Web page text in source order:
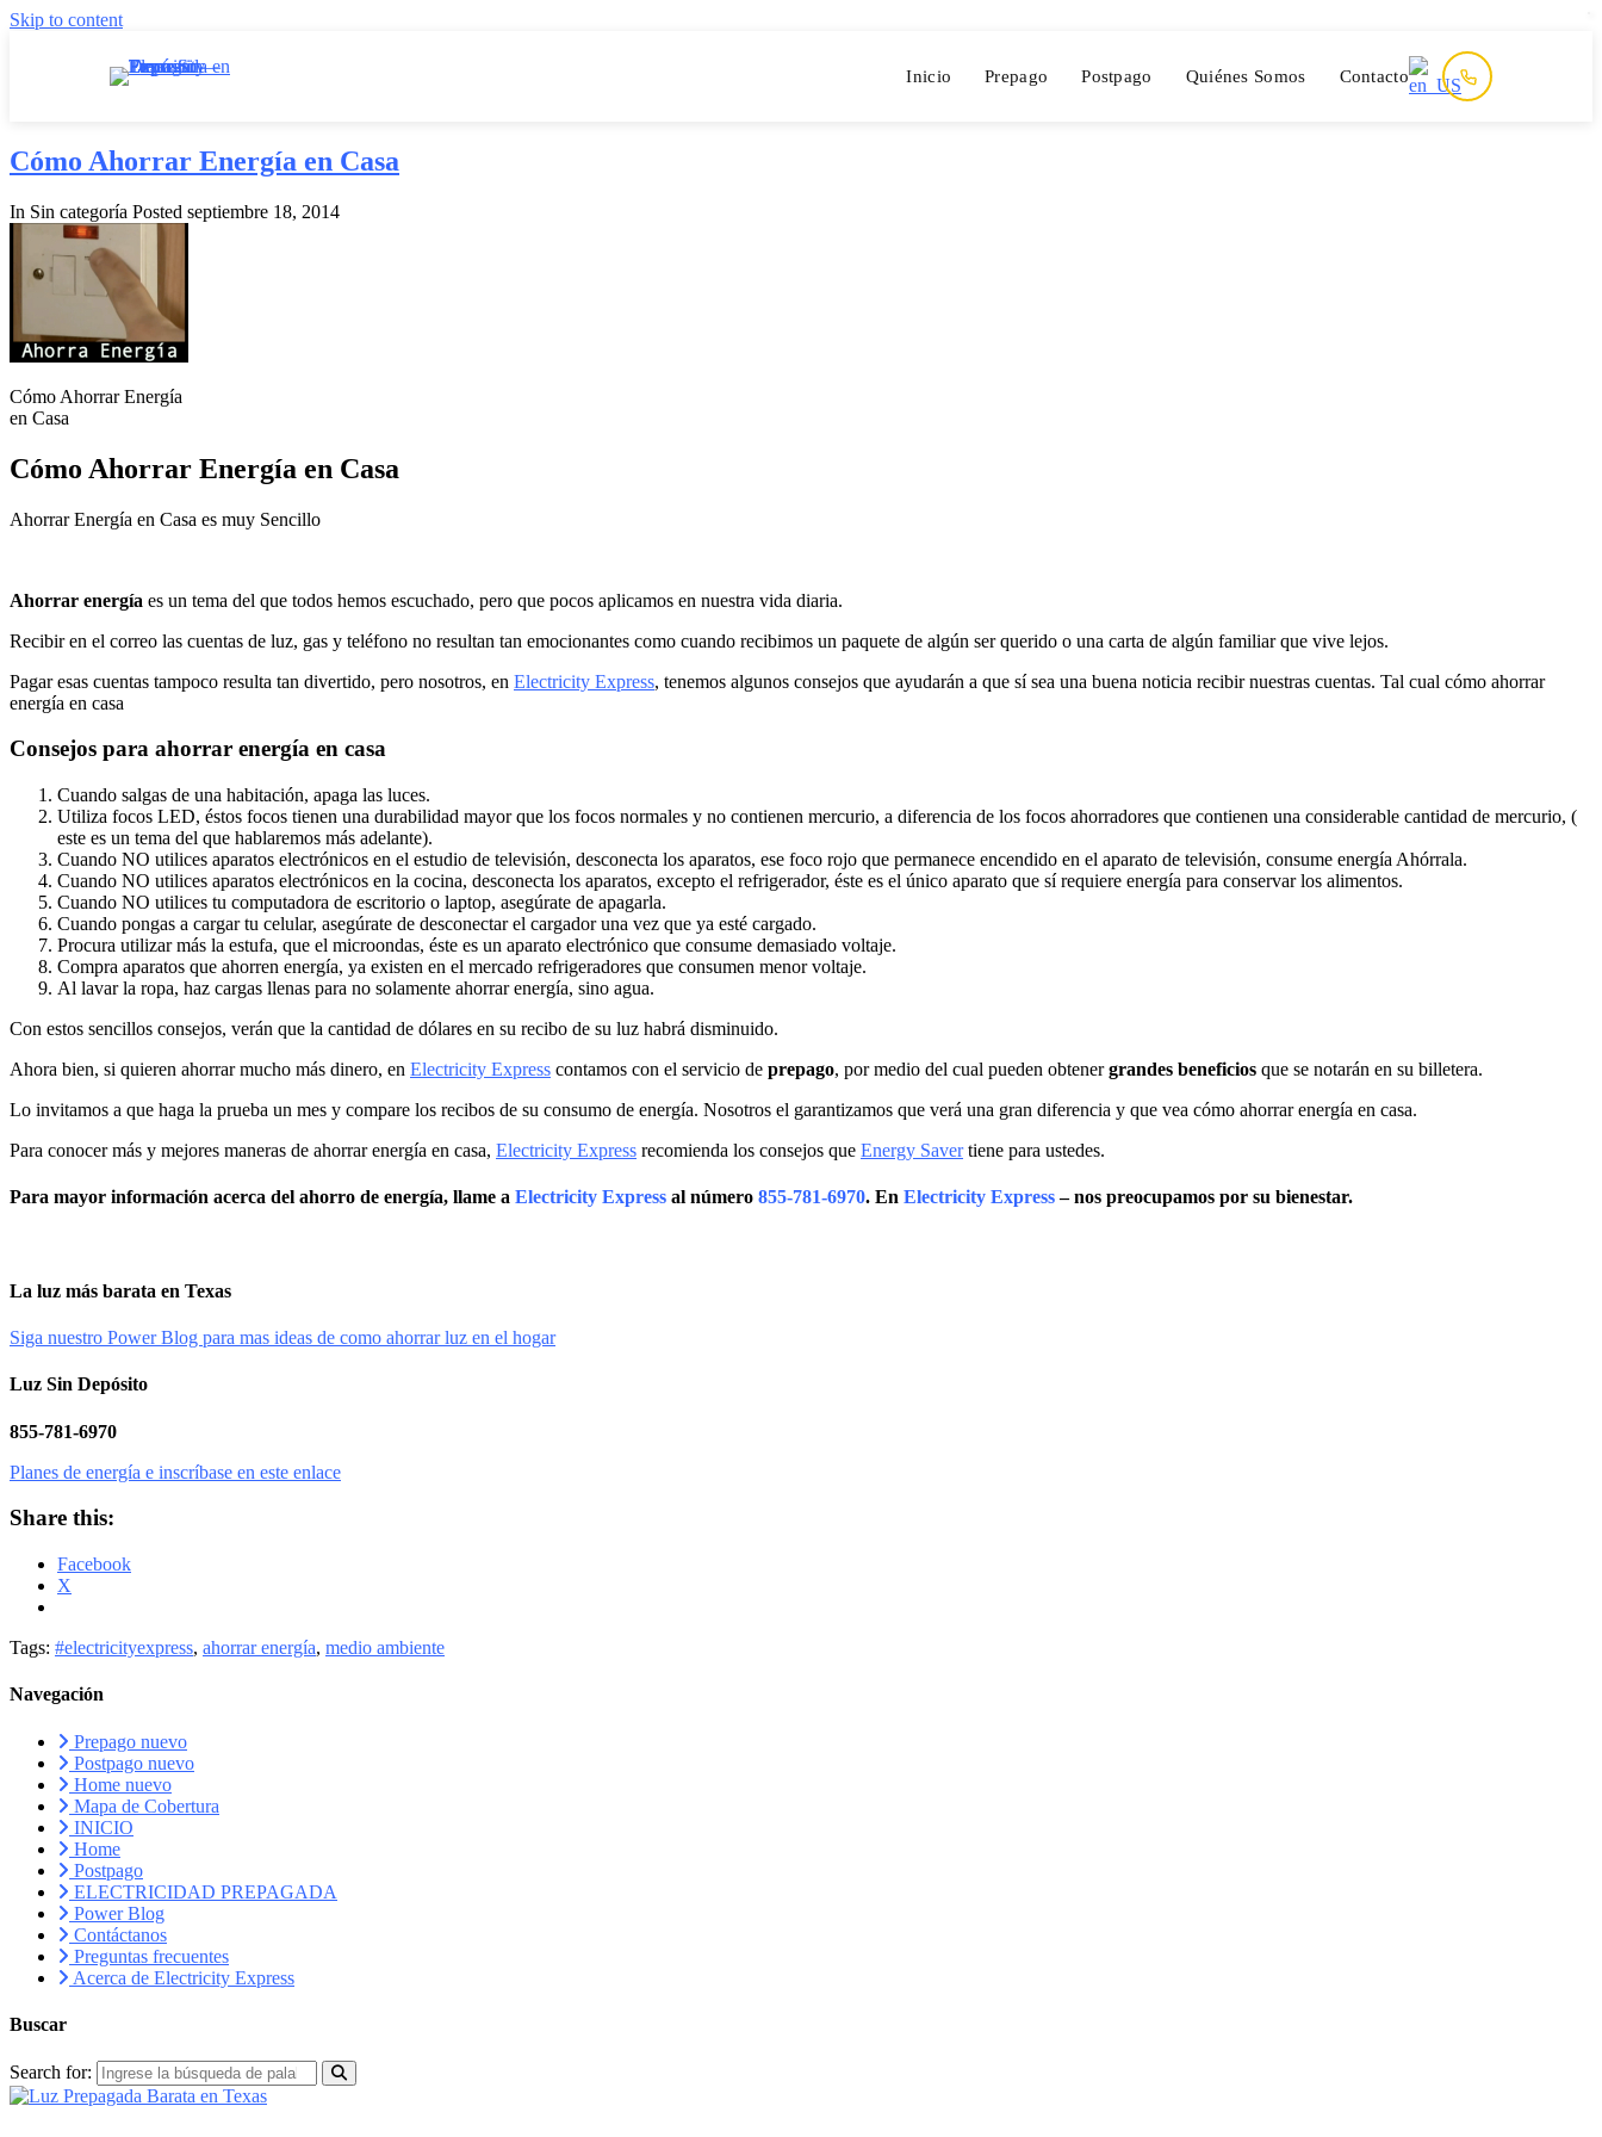
Skip to content
Inicio Prepago Postpago Quiénes Somos Contacto
Cómo Ahorrar Energía en Casa
In Sin categoría Posted septiembre 18, 2014
Cómo Ahorrar Energía
en Casa
Cómo Ahorrar Energía en Casa
Ahorrar Energía en Casa es muy Sencillo
Ahorrar energía es un tema del que todos hemos escuchado, pero que pocos aplicamos en nuestra vida diaria.
Recibir en el correo las cuentas de luz, gas y teléfono no resultan tan emocionantes como cuando recibimos un paquete de algún ser querido o una carta de algún familiar que vive lejos.
Pagar esas cuentas tampoco resulta tan divertido, pero nosotros, en Electricity Express, tenemos algunos consejos que ayudarán a que sí sea una buena noticia recibir nuestras cuentas. Tal cual cómo ahorrar
energía en casa
Consejos para ahorrar energía en casa
Cuando salgas de una habitación, apaga las luces.
Utiliza focos LED, éstos focos tienen una durabilidad mayor que los focos normales y no contienen mercurio, a diferencia de los focos ahorradores que contienen una considerable cantidad de mercurio, (
este es un tema del que hablaremos más adelante).
Cuando NO utilices aparatos electrónicos en el estudio de televisión, desconecta los aparatos, ese foco rojo que permanece encendido en el aparato de televisión, consume energía Ahórrala.
Cuando NO utilices aparatos electrónicos en la cocina, desconecta los aparatos, excepto el refrigerador, éste es el único aparato que sí requiere energía para conservar los alimentos.
Cuando NO utilices tu computadora de escritorio o laptop, asegúrate de apagarla.
Cuando pongas a cargar tu celular, asegúrate de desconectar el cargador una vez que ya esté cargado.
Procura utilizar más la estufa, que el microondas, éste es un aparato electrónico que consume demasiado voltaje.
Compra aparatos que ahorren energía, ya existen en el mercado refrigeradores que consumen menor voltaje.
Al lavar la ropa, haz cargas llenas para no solamente ahorrar energía, sino agua.
Con estos sencillos consejos, verán que la cantidad de dólares en su recibo de su luz habrá disminuido.
Ahora bien, si quieren ahorrar mucho más dinero, en Electricity Express contamos con el servicio de prepago, por medio del cual pueden obtenergrandes beneficios que se notarán en su billetera.
Lo invitamos a que haga la prueba un mes y compare los recibos de su consumo de energía. Nosotros el garantizamos que verá una gran diferencia y que vea cómo ahorrar energía en casa.
Para conocer más y mejores maneras de ahorrar energía en casa, Electricity Express recomienda los consejos que Energy Savertiene para ustedes.
Para mayor información acerca del ahorro de energía, llame a Electricity Express al número 855-781-6970. En Electricity Express– nos preocupamos por su bienestar.
La luz más barata en Texas
Siga nuestro Power Blog para mas ideas de como ahorrar luz en el hogar
Luz Sin Depósito
855-781-6970
Planes de energía e inscríbase en este enlace
Share this:
Facebook
X
Tags: #electricityexpress, ahorrar energía, medio ambiente
Navegación
Prepago nuevo
Postpago nuevo
Home nuevo
Mapa de Cobertura
INICIO
Home
Postpago
ELECTRICIDAD PREPAGADA
Power Blog
Contáctanos
Preguntas frecuentes
Acerca de Electricity Express
Buscar
Search for: